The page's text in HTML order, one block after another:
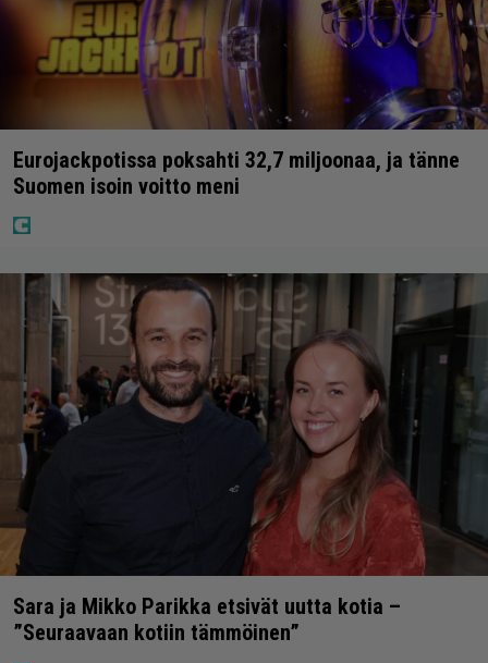
Eurojackpotissa poksahti 32,7 miljoonaa, ja tänne
Suomen isoin voitto meni
Sara ja Mikko Parikka etsivät uutta kotia –
”Seuraavaan kotiin tämmöinen”